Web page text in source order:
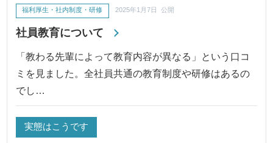
社員教育について
福利厚生・社内制度・研修 2025年1月7日 公開
「教わる先輩によって教育内容が異なる」という口コ
ミを見ました。全社員共通の教育制度や研修はあるの
でし…
実態はこうです